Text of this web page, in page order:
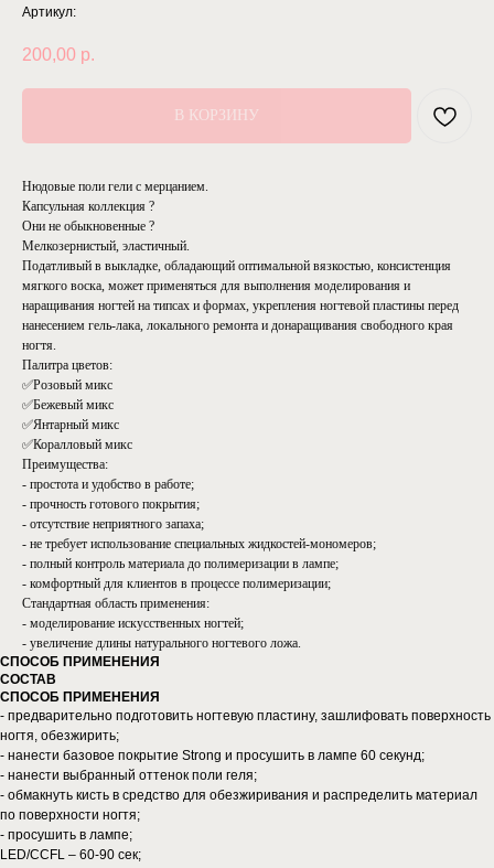
Артикул:
200,00 р.
В КОРЗИНУ
Нюдовые поли гели с мерцанием.
Капсульная коллекция ?
Они не обыкновенные ?
Мелкозернистый, эластичный.
Податливый в выкладке, обладающий оптимальной вязкостью, консистенция
мягкого воска, может применяться для выполнения моделирования и
наращивания ногтей на типсах и формах, укрепления ногтевой пластины перед
нанесением гель-лака, локального ремонта и донаращивания свободного края
ногтя.
Палитра цветов:
✅Розовый микс
✅Бежевый микс
✅Янтарный микс
✅Коралловый микс
Преимущества:
- простота и удобство в работе;
- прочность готового покрытия;
- отсутствие неприятного запаха;
- не требует использование специальных жидкостей-мономеров;
- полный контроль материала до полимеризации в лампе;
- комфортный для клиентов в процессе полимеризации;
Стандартная область применения:
- моделирование искусственных ногтей;
- увеличение длины натурального ногтевого ложа.
СПОСОБ ПРИМЕНЕНИЯ
СОСТАВ
СПОСОБ ПРИМЕНЕНИЯ
- предварительно подготовить ногтевую пластину, зашлифовать поверхность
ногтя, обезжирить;
- нанести базовое покрытие Strong и просушить в лампе 60 секунд;
- нанести выбранный оттенок поли геля;
- обмакнуть кисть в средство для обезжиривания и распределить материал
по поверхности ногтя;
- просушить в лампе;
LED/CCFL – 60-90 сек;